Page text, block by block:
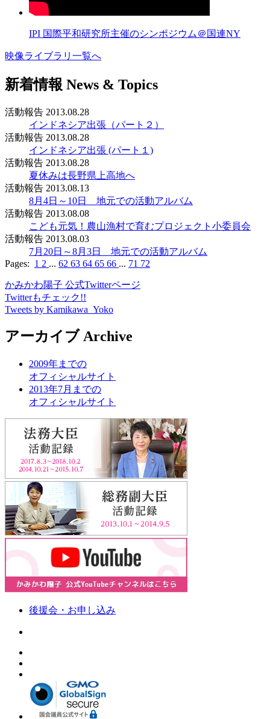
IPI 国際平和研究所主催のシンポジウム＠国連NY
映像ライブラリ一覧へ
新着情報 News & Topics
活動報告 2013.08.28
インドネシア出張（パート２）
活動報告 2013.08.28
インドネシア出張 (パート１)
活動報告 2013.08.28
夏休みは長野県上高地へ
活動報告 2013.08.13
8月4日～10日 地元での活動アルバム
活動報告 2013.08.08
こども元気！農山漁村で育むプロジェクト小委員会
活動報告 2013.08.03
7月20日～8月3日 地元での活動アルバム
Pages: 1 2 ... 62 63 64 65 66 ... 71 72
かみかわ陽子 公式Twitterページ
Twitterもチェック!!
Tweets by Kamikawa_Yoko
アーカイブ Archive
2009年までの
オフィシャルサイト
2013年7月までの
オフィシャルサイト
後援会・お申し込み